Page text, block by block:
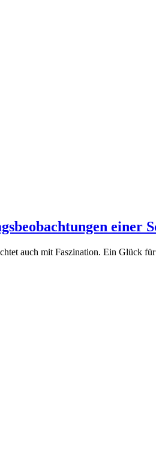
einer
auch mit Faszination. Ein Glück